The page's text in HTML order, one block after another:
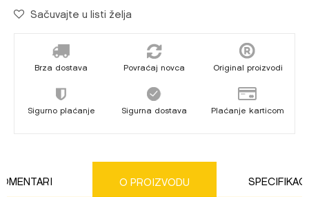
Sačuvajte u listi želja
Brza dostava Povraćaj novca Original proizvodi
Sigurno plaćanje Sigurna dostava Plaćanje karticom
O PROIZVODU